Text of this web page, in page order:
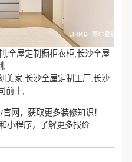
,全屋定制橱柜衣柜,长沙全屋
美家,长沙全屋定制工厂,长沙
前十,
网，获取更多装修知识！
小程序，了解更多报价